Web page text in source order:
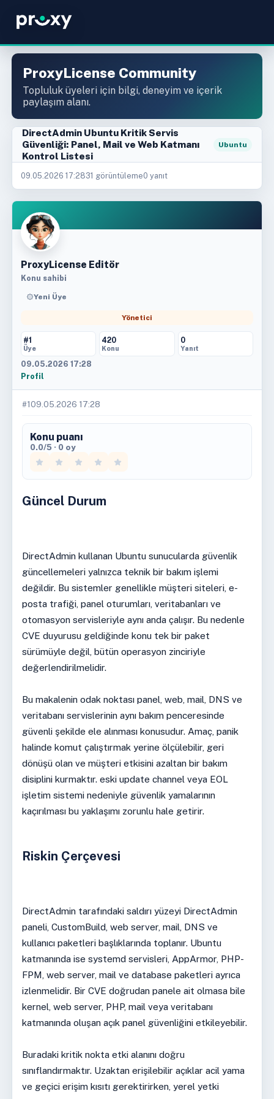
ProxyLicense Community
Topluluk üyeleri için bilgi, deneyim ve içerik
paylaşım alanı.
DirectAdmin Ubuntu Kritik Servis
Güvenliği: Panel, Mail ve Web Katmanı
Kontrol Listesi
Ubuntu
09.05.2026 17:2831 görüntüleme0 yanıt
ProxyLicense Editör
Konu sahibi
Yeni Üye
Yönetici
#1
Üye
420
Konu
0
Yanıt
09.05.2026 17:28
Profil
#1 09.05.2026 17:28
Konu puanı
0.0/5 · 0 oy
Güncel Durum
DirectAdmin kullanan Ubuntu sunucularda güvenlik
güncellemeleri yalnızca teknik bir bakım işlemi
değildir. Bu sistemler genellikle müşteri siteleri, e-
posta trafiği, panel oturumları, veritabanları ve
otomasyon servisleriyle aynı anda çalışır. Bu nedenle
CVE duyurusu geldiğinde konu tek bir paket
sürümüyle değil, bütün operasyon zinciriyle
değerlendirilmelidir.
Bu makalenin odak noktası panel, web, mail, DNS ve
veritabanı servislerinin aynı bakım penceresinde
güvenli şekilde ele alınması konusudur. Amaç, panik
halinde komut çalıştırmak yerine ölçülebilir, geri
dönüşü olan ve müşteri etkisini azaltan bir bakım
disiplini kurmaktır. eski update channel veya EOL
işletim sistemi nedeniyle güvenlik yamalarının
kaçırılması bu yaklaşımı zorunlu hale getirir.
Riskin Çerçevesi
DirectAdmin tarafındaki saldırı yüzeyi DirectAdmin
paneli, CustomBuild, web server, mail, DNS ve
kullanıcı paketleri başlıklarında toplanır. Ubuntu
katmanında ise systemd servisleri, AppArmor, PHP-
FPM, web server, mail ve database paketleri ayrıca
izlenmelidir. Bir CVE doğrudan panele ait olmasa bile
kernel, web server, PHP, mail veya veritabanı
katmanında oluşan açık panel güvenliğini etkileyebilir.
Buradaki kritik nokta etki alanını doğru
sınıflandırmaktır. Uzaktan erişilebilir açıklar acil yama
ve geçici erişim kısıtı gerektirirken, yerel yetki